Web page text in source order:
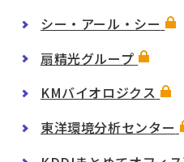
シー・アール・シー
扇精光グループ
KMバイオロジクス
東洋環境分析センター